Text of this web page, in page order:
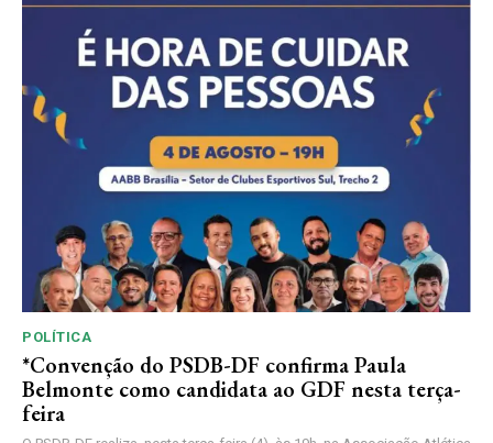
POLÍTICA
*Convenção do PSDB-DF confirma Paula
Belmonte como candidata ao GDF nesta terça-
feira